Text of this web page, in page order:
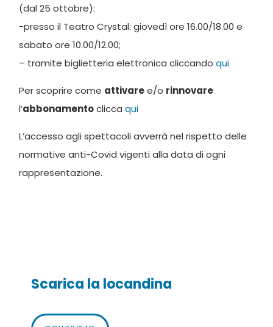
(dal 25 ottobre):
-presso il Teatro Crystal: giovedì ore 16.00/18.00 e
sabato ore 10.00/12.00;
– tramite biglietteria elettronica cliccandoqui
Per scoprire come attivaree/o rinnovare
l’abbonamentocliccaqui
L’accesso agli spettacoli avverrà nel rispetto delle
normative anti-Covid vigenti alla data di ogni
rappresentazione.
Scarica la locandina